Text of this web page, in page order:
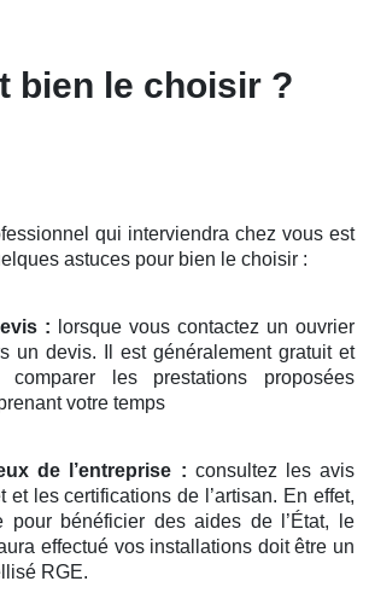
bien le choisir ?
qui interviendra chez vous est
astuces pour bien le choisir :
: lorsque vous contactez un ouvrier
un devis. Il est généralement gratuit et
les prestations proposées
votre temps
de l’entreprise : consultez les avis
et les certifications de l’artisan. En effet,
pour bénéficier des aides de l’État, le
effectué vos installations doit être un
RGE.